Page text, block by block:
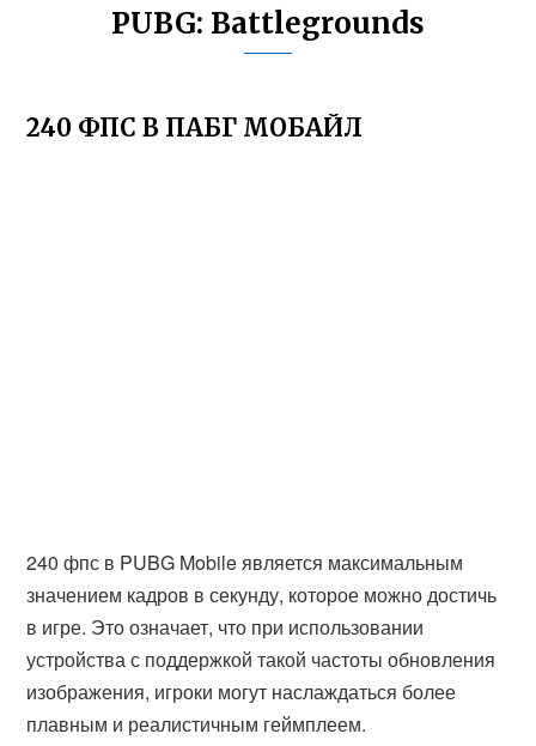
PUBG: Battlegrounds
240 ФПС В ПАБГ МОБАЙЛ
240 фпс в PUBG Mobile является максимальным
значением кадров в секунду, которое можно достичь
в игре. Это означает, что при использовании
устройства с поддержкой такой частоты обновления
изображения, игроки могут наслаждаться более
плавным и реалистичным геймплеем.